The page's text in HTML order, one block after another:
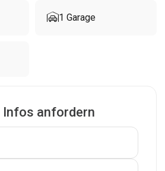
1 Garage
Infos anfordern